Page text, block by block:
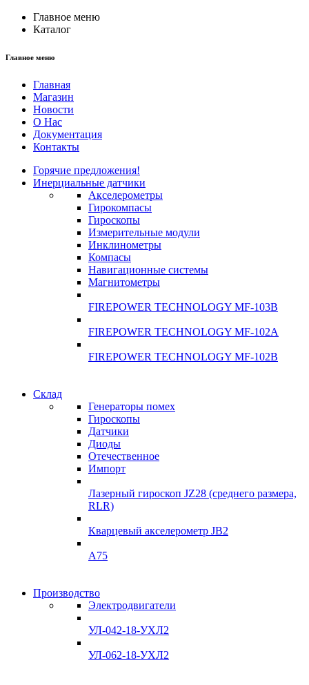
Главное меню
Каталог
Главное меню
Главная
Магазин
Новости
О Нас
Документация
Контакты
Горячие предложения!
Инерциальные датчики
Акселерометры
Гирокомпасы
Гироскопы
Измерительные модули
Инклинометры
Компасы
Навигационные системы
Магнитометры
FIREPOWER TECHNOLOGY MF-103B
FIREPOWER TECHNOLOGY MF-102A
FIREPOWER TECHNOLOGY MF-102B
Инклинометры
Подробнее
Инклинометры
подробнее
Склад
Генераторы помех
Гироскопы
Датчики
Диоды
Отечественное
Импорт
Лазерный гироскоп JZ28 (среднего размера,
RLR)
Кварцевый акселерометр JB2
A75
Склад
Подробнее
Гироскопы
Производство
Электродвигатели
УЛ-042-18-УХЛ2
УЛ-062-18-УХЛ2